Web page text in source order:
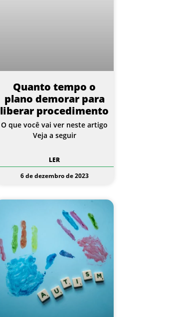
Quanto tempo o
plano demorar para
liberar procedimento
O que você vai ver neste artigo
Veja a seguir
LER
6 de dezembro de 2023